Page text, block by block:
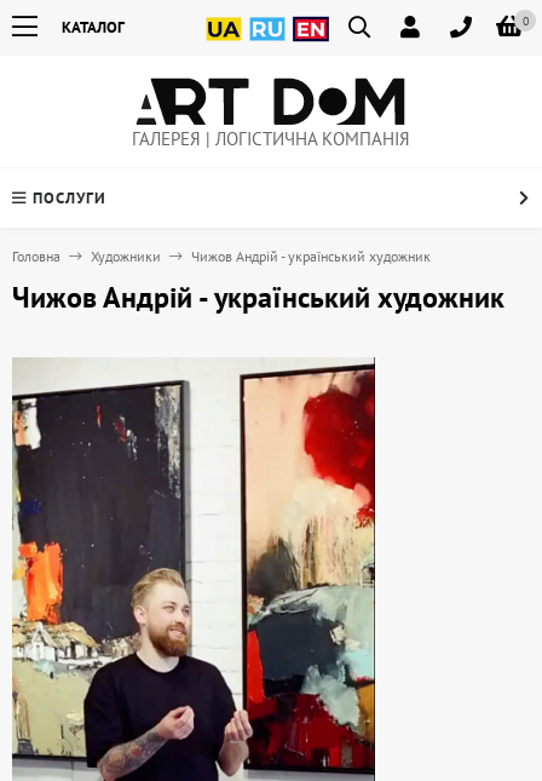
0
КАТАЛОГ
ГАЛЕРЕЯ | ЛОГІСТИЧНА КОМПАНІЯ
ПОСЛУГИ
Головна Художники Чижов Андрій - український художник
Чижов Андрій - український художник